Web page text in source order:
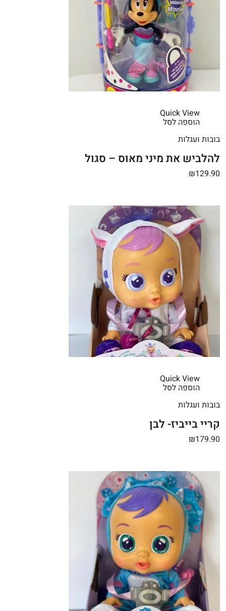
Quick View
הוספה לסל
בובות ועגלות
להלביש את מיני מאוס – סגול
₪129.90
Quick View
הוספה לסל
בובות ועגלות
קריי בייביז- לבן
₪179.90